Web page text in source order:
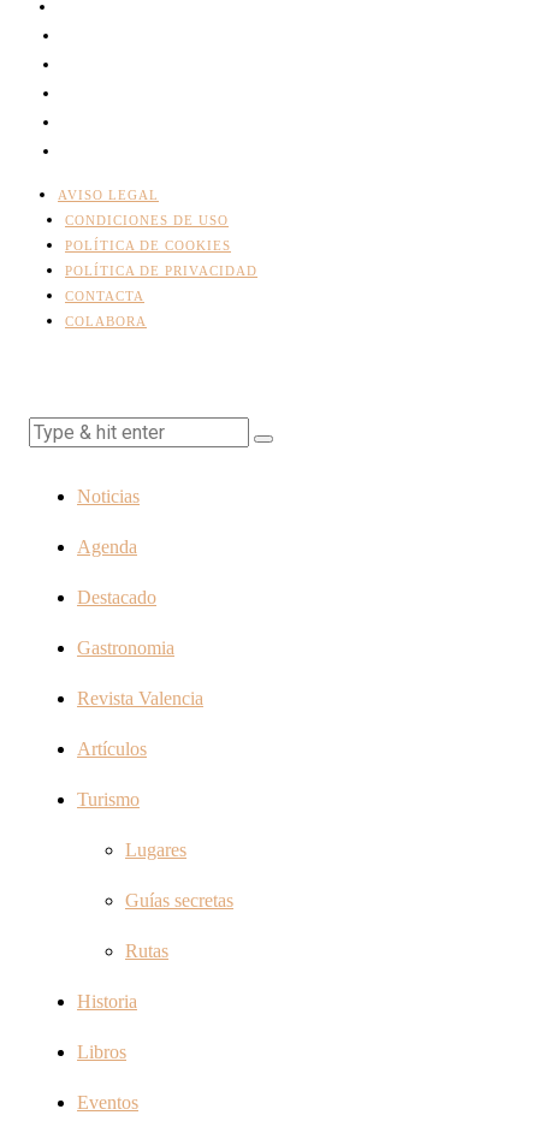
AVISO LEGAL
CONDICIONES DE USO
POLÍTICA DE COOKIES
POLÍTICA DE PRIVACIDAD
CONTACTA
COLABORA
Noticias
Agenda
Destacado
Gastronomia
Revista Valencia
Artículos
Turismo
Lugares
Guías secretas
Rutas
Historia
Libros
Eventos